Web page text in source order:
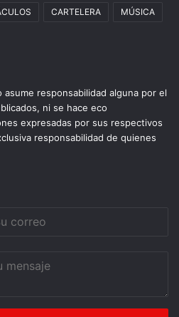
CARTELERA MÚSICA
asume responsabilidad alguna por el
ni se hace eco
expresadas por sus respectivos
responsabilidad de quienes